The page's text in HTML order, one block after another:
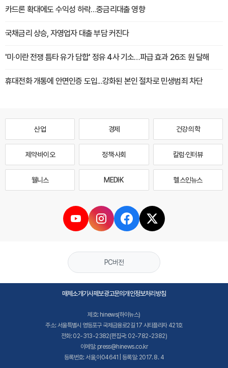
카드론 확대에도 수익성 하락…중금리대출 영향
국채금리 상승, 자영업자 대출 부담 커진다
'미·이란 전쟁 틈타 유가 담합' 정유 4사 기소…파급 효과 26조 원 달해
휴대전화 개통에 안면인증 도입...강화된 본인 절차로 민생범죄 차단
산업 경제 건강·의학
제약·바이오 정책·사회 칼럼·인터뷰
웰니스 MEDI·K 헬스인뉴스
PC버전
매체소개기사제보광고문의개인정보처리방침
제호: hinews(하이뉴스)
주소: 서울특별시 영등포구 국제금융로2길 17 시티플라자 421호
전화: 02-313-2382(편집국: 02-782-2382)
이메일: press@hinews.co.kr
등록번호: 서울,아04641 | 등록일: 2017. 8. 4